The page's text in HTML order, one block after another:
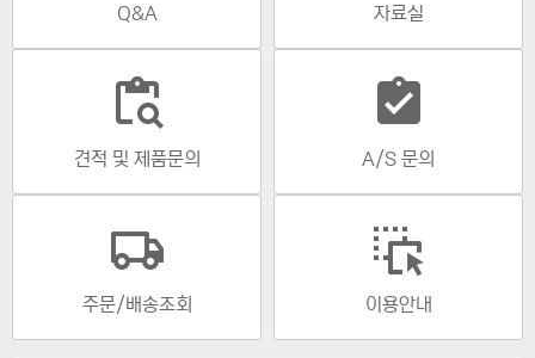
Q&A 자료실
content_paste_search
견적 및 제품문의
assignment_turned_in
A/S 문의
주문/배송조회 이용안내